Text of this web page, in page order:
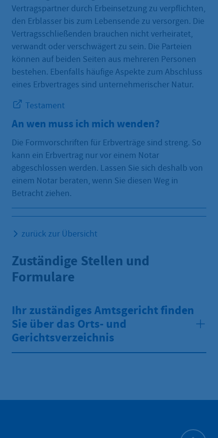
Vertragspartner durch Erbeinsetzung zu verpflichten,
den Erblasser bis zum Lebensende zu versorgen. Die
Vertragsschließenden brauchen nicht verheiratet,
verwandt oder verschwägert zu sein. Die Parteien
können auf beiden Seiten aus mehreren Personen
bestehen. Ebenfalls häufige Aspekte zum Abschluss
eines Erbvertrages sind unternehmerischer Natur.
Testament
An wen muss ich mich wenden?
Die Formvorschriften für Erbverträge sind streng. So
kann ein Erbvertrag nur vor einem Notar
abgeschlossen werden. Lassen Sie sich deshalb von
einem Notar beraten, wenn Sie diesen Weg in
Betracht ziehen.
zurück zur Übersicht
Zuständige Stellen und
Formulare
Ihr zuständiges Amtsgericht finden
Sie über das Orts- und
Gerichtsverzeichnis